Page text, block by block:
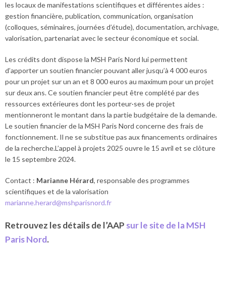
les locaux de manifestations scientifiques et différentes aides :
gestion financière, publication, communication, organisation
(colloques, séminaires, journées d’étude), documentation, archivage,
valorisation, partenariat avec le secteur économique et social.
Les crédits dont dispose la MSH Paris Nord lui permettent
d’apporter un soutien financier pouvant aller jusqu’à 4 000 euros
pour un projet sur un an et 8 000 euros au maximum pour un projet
sur deux ans. Ce soutien financier peut être complété par des
ressources extérieures dont les porteur·ses de projet
mentionneront le montant dans la partie budgétaire de la demande.
Le soutien financier de la MSH Paris Nord concerne des frais de
fonctionnement. Il ne se substitue pas aux financements ordinaires
de la recherche.L’appel à projets 2025 ouvre le 15 avril et se clôture
le 15 septembre 2024.
Contact : Marianne Hérard, responsable des programmes
scientifiques et de la valorisation
marianne.herard@mshparisnord.fr
Retrouvez les détails de l’AAP sur le site de la MSH
Paris Nord.